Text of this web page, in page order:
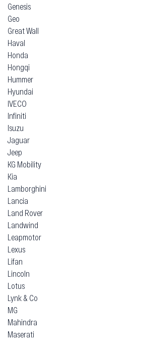
Genesis
Geo
Great Wall
Haval
Honda
Hongqi
Hummer
Hyundai
IVECO
Infiniti
Isuzu
Jaguar
Jeep
KG Mobility
Kia
Lamborghini
Lancia
Land Rover
Landwind
Leapmotor
Lexus
Lifan
Lincoln
Lotus
Lynk & Co
MG
Mahindra
Maserati